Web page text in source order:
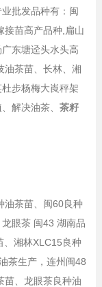
批发品种有：闽
接苗高产品种,扁山
东塘迳头水头高
油茶苗、长林、湘
步杨梅大崀秤架
解决油茶、 茶籽
油茶苗、闽60良种
眼茶 闽43 湖南品
、湘林XLC15良种
茶生产，连州闽48
苗、龙眼茶良种油